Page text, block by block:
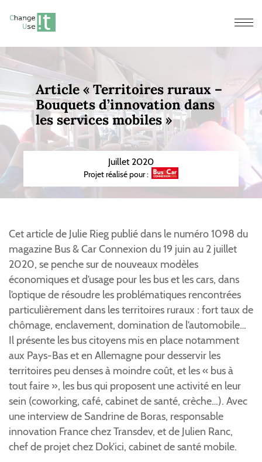
Article « Territoires ruraux –
Bouquets d’innovation dans
les services mobiles »
Juillet 2020
Projet réalisé pour :
Cet article de Julie Rieg publié dans le numéro 1098 du
magazine Bus & Car Connexion du 19 juin au 2 juillet
2020, se penche sur de nouveaux modèles
économiques et d’usage pour les bus et les cars, dans
l’optique de résoudre les problématiques rencontrées
particulièrement dans les territoires ruraux : fort taux de
chômage, enclavement, domination de l’automobile…
Il présente les bus citoyens mis en place notamment
aux Pays-Bas et en Allemagne pour desservir les
territoires peu denses à moindre coût, et les « bus à
tout faire », les bus qui proposent une activité en leur
sein (coworking, café, cabinet de santé, crèche…). Avec
une interview de Sandrine de Boras, responsable
innovation France chez Transdev, et de Julien Ranc,
chef de projet chez Dok’ici, cabinet de santé mobile.